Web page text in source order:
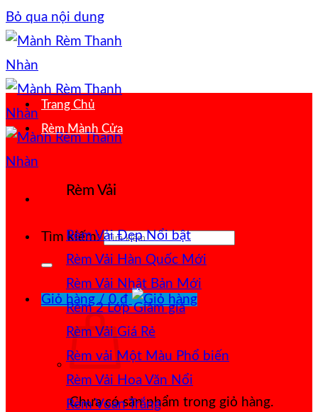
Bỏ qua nội dung
Tìm kiếm:
Giỏ hàng /0₫
Chưa có sản phẩm trong giỏ hàng.
Trang Chủ
Rèm Mành Cửa
Rèm Vải
Rèm Vải Đẹp
Rèm Vải Hàn Quốc
Rèm Vải Nhật Bản
Rèm 2 Lớp
Rèm Vải Giá Rẻ
Rèm vải Một Màu
Rèm Vải Hoa Văn Nổi
Rèm Voan Trắng